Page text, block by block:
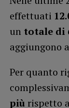
effettuati
un totale di
aggiungono
Per quanto
più rispetto